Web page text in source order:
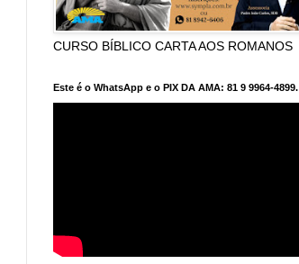
CURSO BÍBLICO CARTA AOS ROMANOS
Este é o WhatsApp e o PIX DA AMA: 81 9 9964-4899.